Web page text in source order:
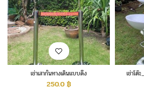
เช่าเสากั้นทางเดินแบบดึง
250.0฿
เช่าโต๊